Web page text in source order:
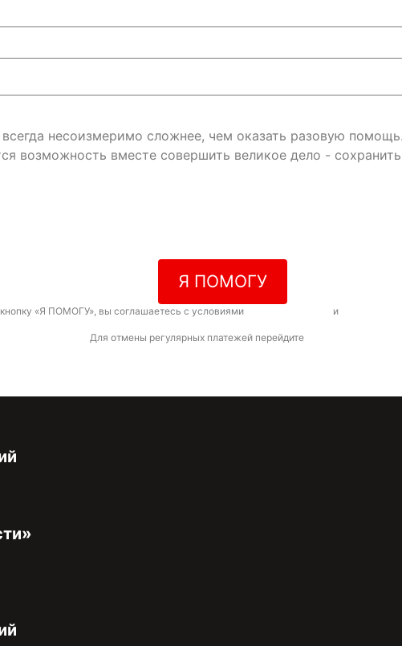
несоизмеримо сложнее, чем оказать разовую
возможность вместе совершить великое дело -
Я ПОМОГУ
«Я ПОМОГУ», вы соглашаетесь с условиями и
Для отмены регулярных платежей перейдите